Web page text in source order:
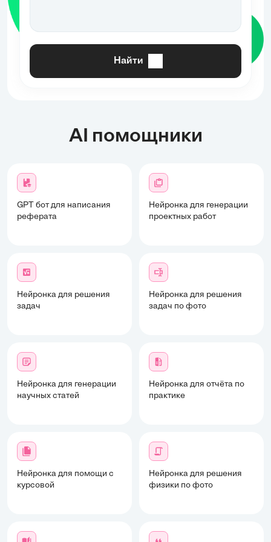
Найти
AI помощники
GPT бот для написания
реферата
Нейронка для генерации
проектных работ
Нейронка для решения
задач
Нейронка для решения
задач по фото
Нейронка для генерации
научных статей
Нейронка для отчёта по
практике
Нейронка для помощи с
курсовой
Нейронка для решения
физики по фото